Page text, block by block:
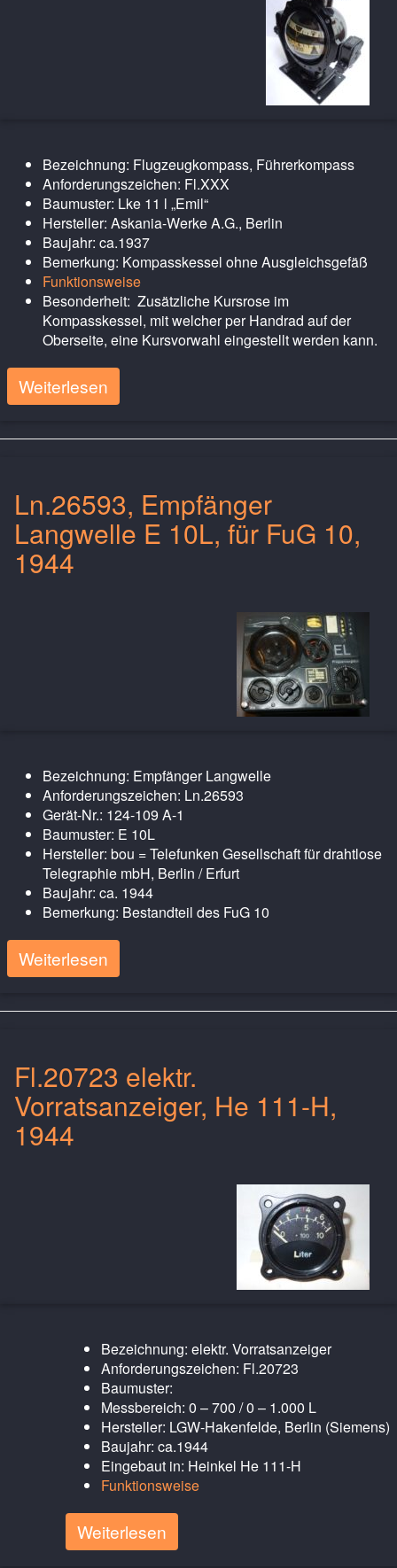
Bezeichnung: Flugzeugkompass, Führerkompass
Anforderungszeichen: Fl.XXX
Baumuster: Lke 11 l „Emil“
Hersteller: Askania-Werke A.G., Berlin
Baujahr: ca.1937
Bemerkung: Kompasskessel ohne Ausgleichsgefäß
Funktionsweise
Besonderheit: Zusätzliche Kursrose im
Kompasskessel, mit welcher per Handrad auf der
Oberseite, eine Kursvorwahl eingestellt werden kann.
Weiterlesen
Ln.26593, Empfänger
Langwelle E 10L, für FuG 10,
1944
Bezeichnung: Empfänger Langwelle
Anforderungszeichen: Ln.26593
Gerät-Nr.: 124-109 A-1
Baumuster: E 10L
Hersteller: bou = Telefunken Gesellschaft für drahtlose
Telegraphie mbH, Berlin / Erfurt
Baujahr: ca. 1944
Bemerkung: Bestandteil des FuG 10
Weiterlesen
Fl.20723 elektr.
Vorratsanzeiger, He 111-H,
1944
Bezeichnung: elektr. Vorratsanzeiger
Anforderungszeichen: Fl.20723
Baumuster:
Messbereich: 0 – 700 / 0 – 1.000 L
Hersteller: LGW-Hakenfelde, Berlin (Siemens)
Baujahr: ca.1944
Eingebaut in: Heinkel He 111-H
Funktionsweise
Weiterlesen